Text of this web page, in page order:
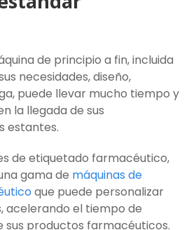
de principio a fin, incluida
necesidades, diseño,
puede llevar mucho tiempo y
la llegada de sus
estantes.
de etiquetado farmacéutico,
gama de máquinas de
que puede personalizar
acelerando el tiempo de
sus productos farmacéuticos.